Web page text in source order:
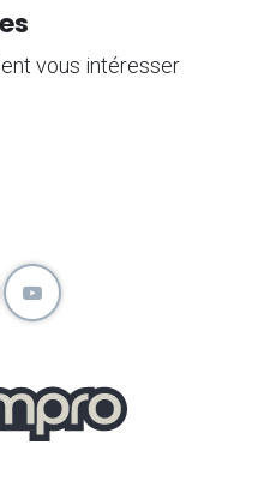
vous intéresser